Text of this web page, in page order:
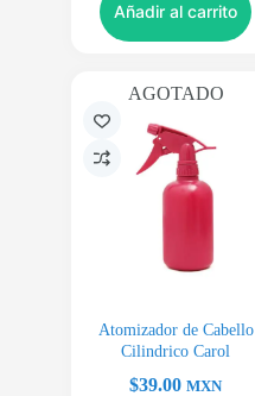
Añadir al carrito
AGOTADO
Atomizador de Cabello
Cilindrico Carol
$39.00 MXN